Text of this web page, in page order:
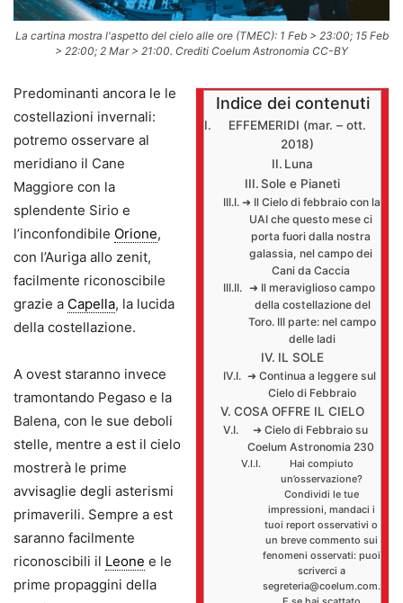
La cartina mostra l'aspetto del cielo alle ore (TMEC): 1 Feb > 23:00; 15 Feb
> 22:00; 2 Mar > 21:00. Crediti Coelum Astronomia CC-BY
Indice dei contenuti
EFFEMERIDI (mar. – ott.
2018)
Luna
Sole e Pianeti
➜ Il Cielo di febbraio con la
UAI che questo mese ci
porta fuori dalla nostra
galassia, nel campo dei
Cani da Caccia
➜ Il meraviglioso campo
della costellazione del
Toro. III parte: nel campo
delle Iadi
IL SOLE
➜ Continua a leggere sul
Cielo di Febbraio
COSA OFFRE IL CIELO
➜ Cielo di Febbraio su
Coelum Astronomia 230
Hai compiuto
un’osservazione?
Condividi le tue
impressioni, mandaci i
tuoi report osservativi o
un breve commento sui
fenomeni osservati: puoi
scriverci a
segreteria@coelum.com.
Predominanti ancora le le
costellazioni invernali:
potremo osservare al
meridiano il Cane
Maggiore con la
splendente Sirio e
l’inconfondibile Orione,
con l’Auriga allo zenit,
facilmente riconoscibile
grazie a Capella, la lucida
della costellazione.
A ovest staranno invece
tramontando Pegaso e la
Balena, con le sue deboli
stelle, mentre a est il cielo
mostrerà le prime
avvisaglie degli asterismi
primaverili. Sempre a est
saranno facilmente
riconoscibili il Leone e le
prime propaggini della